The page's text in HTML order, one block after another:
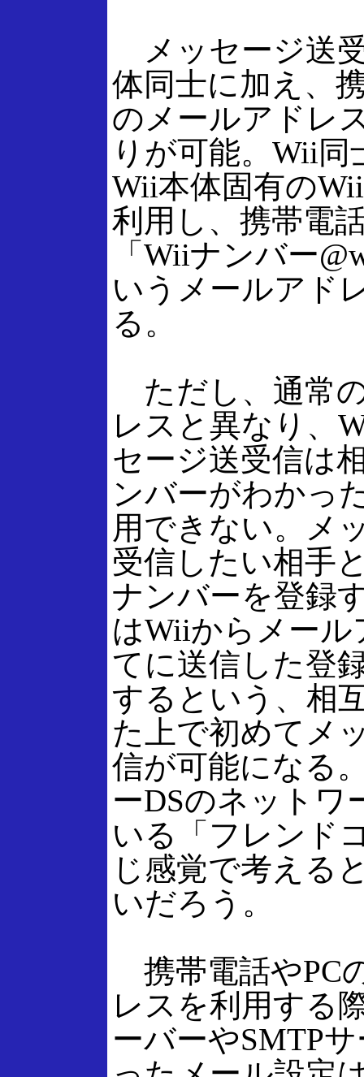
メッセージ送
体同士に加え、
のメールアドレ
りが可能。Wii同
Wii本体固有の
利用し、携帯電
「Wiiナンバー
いうメールアド
る。
ただし、通常
レスと異なり、
セージ送受信は
ンバーがわかっ
用できない。メ
受信したい相手
ナンバーを登録
はWiiからメール
てに送信した登
するという、相
た上で初めてメ
信が可能になる
ーDSのネットワ
いる「フレンド
じ感覚で考える
いだろう。
携帯電話やPC
レスを利用する
ーバーやSMTP